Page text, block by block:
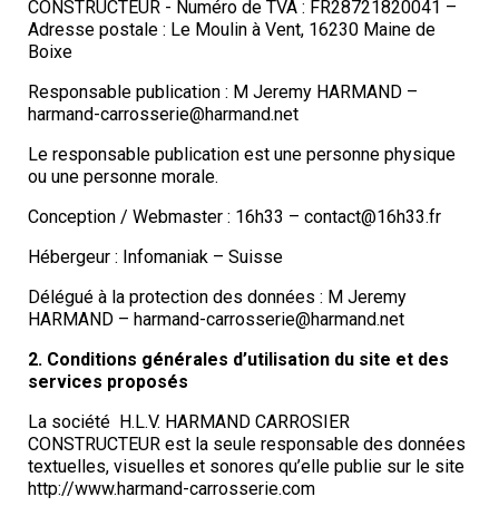
CONSTRUCTEUR - Numéro de TVA : FR28721820041 –
Adresse postale : Le Moulin à Vent, 16230 Maine de
Boixe
Responsable publication : M Jeremy HARMAND –
harmand-carrosserie@harmand.net
Le responsable publication est une personne physique
ou une personne morale.
Conception / Webmaster : 16h33 – contact@16h33.fr
Hébergeur : Infomaniak – Suisse
Délégué à la protection des données : M Jeremy
HARMAND – harmand-carrosserie@harmand.net
2. Conditions générales d’utilisation du site et des
services proposés
La société H.L.V. HARMAND CARROSIER
CONSTRUCTEUR est la seule responsable des données
textuelles, visuelles et sonores qu’elle publie sur le site
http://www.harmand-carrosserie.com